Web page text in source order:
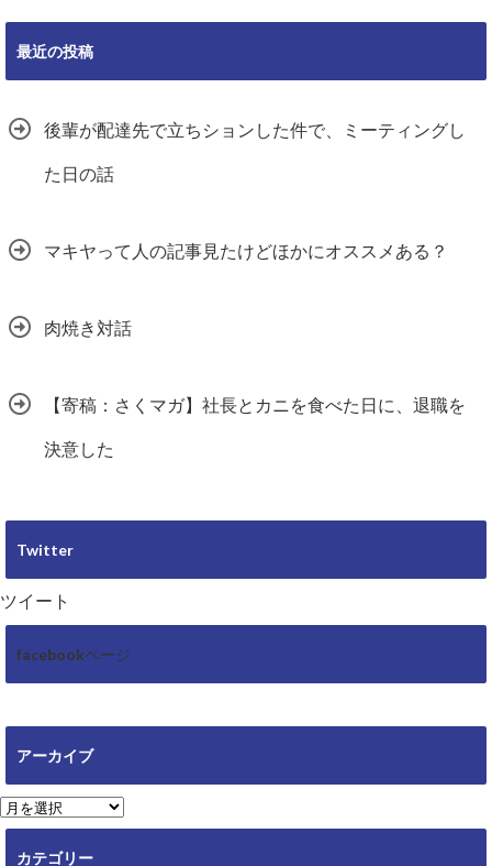
最近の投稿
後輩が配達先で立ちションした件で、ミーティングし
た日の話
マキヤって人の記事見たけどほかにオススメある？
肉焼き対話
【寄稿：さくマガ】社長とカニを食べた日に、退職を
決意した
Twitter
ツイート
facebookページ
アーカイブ
ア
ー
カテゴリー